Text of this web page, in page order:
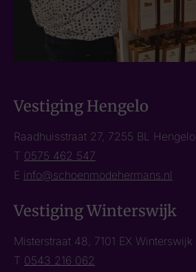
Vestiging Hengelo
Raadhuisstraat 27, 7255 BL Hengelo
T 0575 462 547
E info@schoenmodehermans.nl
Vestiging Winterswijk
Misterstraat 48, 7101 EX Winterswijk
T 0543 216 062